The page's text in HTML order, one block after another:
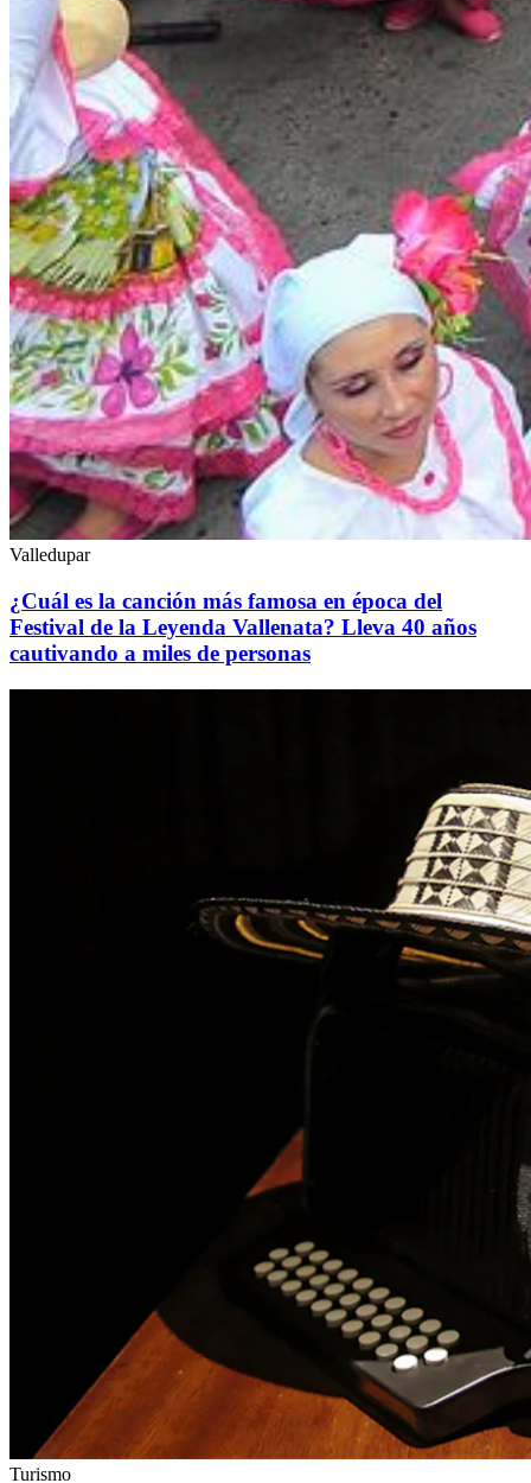
Valledupar
¿Cuál es la canción más famosa en época del
Festival de la Leyenda Vallenata? Lleva 40 años
cautivando a miles de personas
Turismo